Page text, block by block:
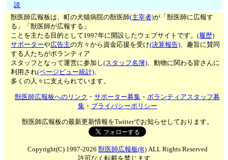
談
獣医師広報板は、町の犬猫病院の獣医師(主宰者)が「獣医師に広報す
る」「獣医師が広報する」
ことを主たる目的として1997年に開設したウェブサイトです。(履歴)
サポーターや広告主の方々から資金応援を受け(決算報告)、趣旨に賛同
する人たちがボランティア
スタッフとなって運営に参加し(スタッフ名簿)、動物に関わる皆さんに
利用され(ページビュー統計)、
多くの人々に支えられています。
獣医師広報板へのリンク ・サポーター募集 ・ボランティアスタッフ募
集・ プライバシーポリシー
獣医師広報板の最新更新情報をTwitterでお知らせしております。
Copyright(C) 1997-2026 獣医師広報板(R)ALL Rights Reserved
許可なく転載を禁じます。